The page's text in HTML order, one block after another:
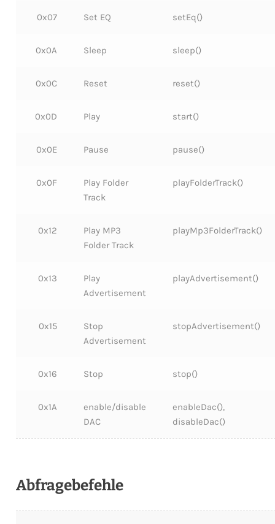
0x07 Set EQ setEq()
0x0A Sleep sleep()
0x0C Reset reset()
0x0D Play start()
0x0E Pause pause()
0x0F
Play Folder
Track
playFolderTrack()
0x12
Play MP3
Folder Track
playMp3FolderTrack()
0x13
Play
Advertisement
playAdvertisement()
0x15
Stop
Advertisement
stopAdvertisement()
0x16 Stop stop()
0x1A
enable/disable
DAC
enableDac(),
disableDac()
Abfragebefehle